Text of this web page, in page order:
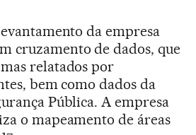
da empresa
cruzamento de dados, que
relatados por
bem como dados da
Pública. A empresa
o mapeamento de áreas